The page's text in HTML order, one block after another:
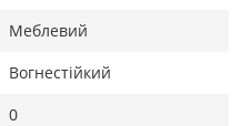
Меблевий
Вогнестійкий
0